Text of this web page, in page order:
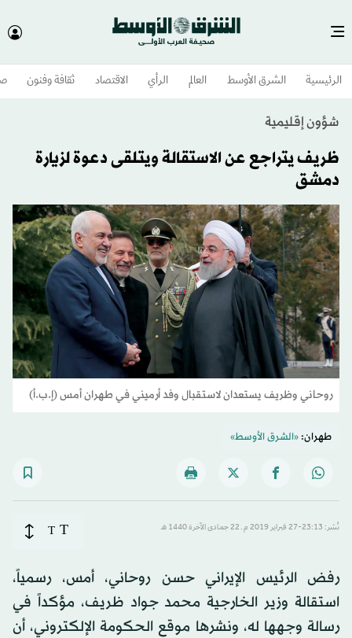
الرئيسية الشرق الأوسط​ العالم الرأي الاقتصاد ثقافة وفنون
شؤون إقليمية
ظريف يتراجع عن الاستقالة ويتلقى دعوة لزيارة
دمشق
روحاني وظريف يستعدان لاستقبال وفد أرميني في طهران أمس (إ.ب.أ)
طهران:«الشرق الأوسط»
نُشر: 23:13-27 فبراير 2019 م ـ 22 جمادى الآخرة 1440 هـ T
T
رفض الرئيس الإيراني حسن روحاني، أمس، رسمياً،
استقالة وزير الخارجية محمد جواد ظريف، مؤكداً في
رسالة وجهها له، ونشرها موقع الحكومة الإلكتروني، أن